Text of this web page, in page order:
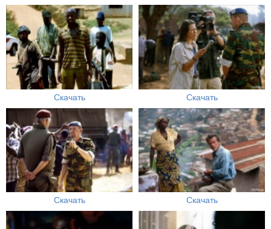
Скачать Скачать
Скачать Скачать